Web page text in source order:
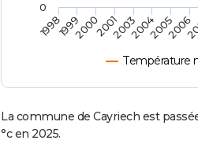
Température
19981999200020012003200420052006
0
La commune de Cayriech est
°c en 2025.